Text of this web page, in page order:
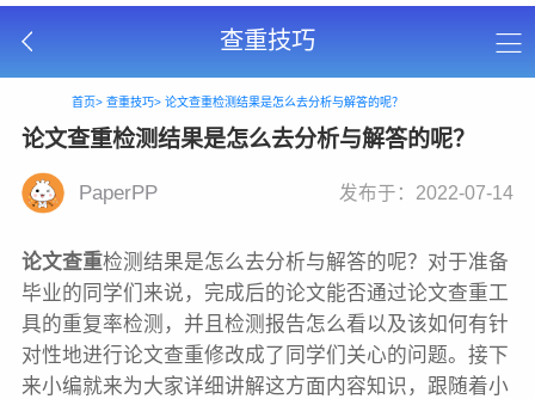
查重技巧
首页> 查重技巧> 论文查重检测结果是怎么去分析与解答的呢？
论文查重检测结果是怎么去分析与解答的呢？
PaperPP 发布于：2022-07-14
论文查重检测结果是怎么去分析与解答的呢？对于准备
毕业的同学们来说，完成后的论文能否通过论文查重工
具的重复率检测，并且检测报告怎么看以及该如何有针
对性地进行论文查重修改成了同学们关心的问题。接下
来小编就来为大家详细讲解这方面内容知识，跟随着小